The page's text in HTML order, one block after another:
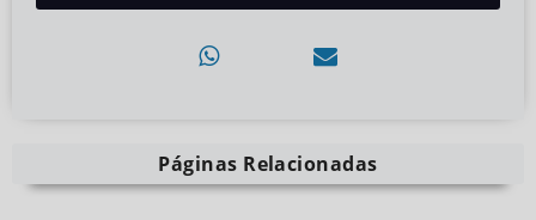
Páginas Relacionadas